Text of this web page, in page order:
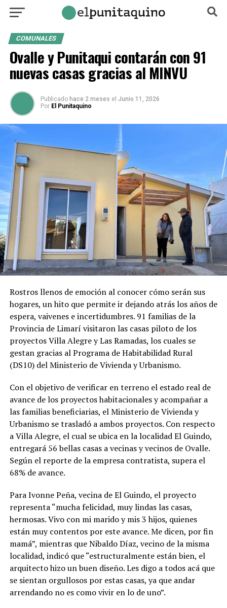
COMUNALES
Ovalle y Punitaqui contarán con 91
nuevas casas gracias al MINVU
Publicado hace 2 meses el Junio 11, 2026
Por El Punitaquino
Rostros llenos de emoción al conocer cómo serán sus
hogares, un hito que permite ir dejando atrás los años de
espera, vaivenes e incertidumbres. 91 familias de la
Provincia de Limarí visitaron las casas piloto de los
proyectos Villa Alegre y Las Ramadas, los cuales se
gestan gracias al Programa de Habitabilidad Rural
(DS10) del Ministerio de Vivienda y Urbanismo.
Con el objetivo de verificar en terreno el estado real de
avance de los proyectos habitacionales y acompañar a
las familias beneficiarias, el Ministerio de Vivienda y
Urbanismo se trasladó a ambos proyectos. Con respecto
a Villa Alegre, el cual se ubica en la localidad El Guindo,
entregará 56 bellas casas a vecinas y vecinos de Ovalle.
Según el reporte de la empresa contratista, supera el
68% de avance.
Para Ivonne Peña, vecina de El Guindo, el proyecto
representa “mucha felicidad, muy lindas las casas,
hermosas. Vivo con mi marido y mis 3 hijos, quienes
están muy contentos por este avance. Me dicen, por fin
mamá”, mientras que Nibaldo Díaz, vecino de la misma
localidad, indicó que “estructuralmente están bien, el
arquitecto hizo un buen diseño. Les digo a todos acá que
se sientan orgullosos por estas casas, ya que andar
arrendando no es como vivir en lo de uno”.